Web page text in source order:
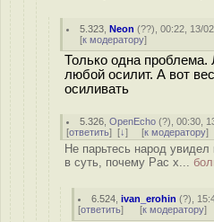
5.323 ,Neon (??), 00:22, 13/
[к модератору]
Только одна проблема.
любой осилит. А вот
осиливать
5.326 ,OpenEcho (?), 00:30,
[ответить] [↓] [к модератору]
Не парьтесь народ
в суть, почему Рас х...
6.524 ,ivan_erohin (?),
[ответить] [к модератору]